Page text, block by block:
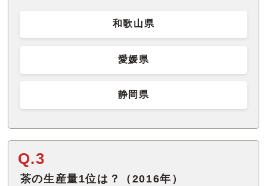
和歌山県
愛媛県
静岡県
Q.3
茶の生産量1位は？（2016年）